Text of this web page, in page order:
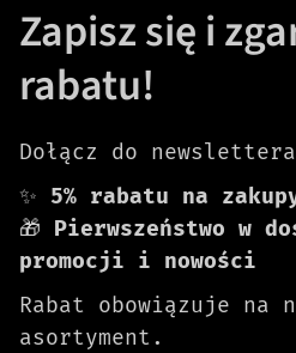
Zapisz się i
rabatu!
Dołącz do
✨ 5% rabatu na
🎁 Pierwszeństwo w
promocji i nowości
Rabat obowiązuje na
asortyment.